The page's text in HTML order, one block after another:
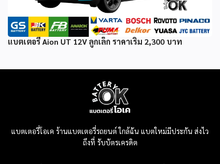
แบตเตอรี่ Aion UT 12V ลูกเล็ก ราคาเริ่ม 2,300 บาท
แบตเตอรี่โอเค ร้านแบตเตอรี่รถยนต์ ใกล้ฉัน แบตใหม่มีประกัน ส่งไว
ถึงที่ รับบัตรเครดิต